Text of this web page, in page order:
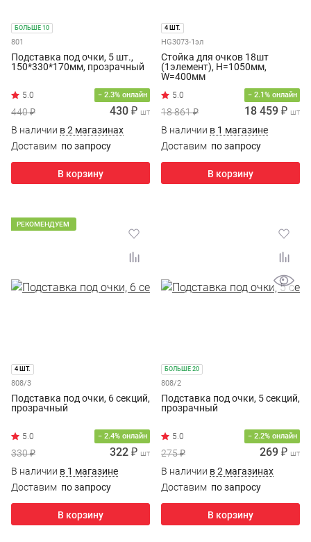
БОЛЬШЕ 10
801
Подставка под очки, 5 шт.,
150*330*170мм, прозрачный
− 2.3% онлайн
440 ₽ 430 ₽ шт
В наличии в 2 магазинах
Доставим по запросу
В корзину
4 ШТ.
HG3073-1эл
Стойка для очков 18шт
(1элемент), H=1050мм,
W=400мм
− 2.1% онлайн
18 861 ₽ 18 459 ₽ шт
В наличии в 1 магазине
Доставим по запросу
В корзину
РЕКОМЕНДУЕМ
4 ШТ.
808/3
Подставка под очки, 6 секций,
прозрачный
− 2.4% онлайн
330 ₽ 322 ₽ шт
В наличии в 1 магазине
Доставим по запросу
В корзину
БОЛЬШЕ 20
808/2
Подставка под очки, 5 секций,
прозрачный
− 2.2% онлайн
275 ₽ 269 ₽ шт
В наличии в 2 магазинах
Доставим по запросу
В корзину